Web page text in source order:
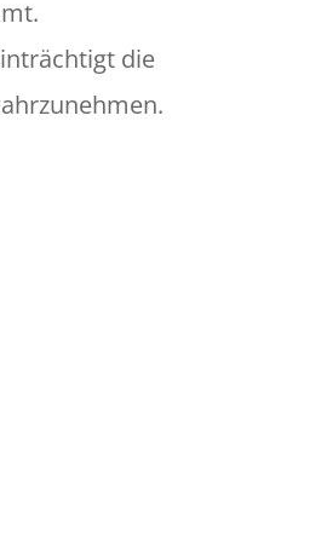
die